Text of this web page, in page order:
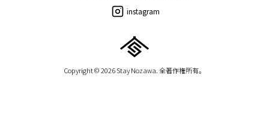
instagram
Copyright © 2026 Stay Nozawa. 全著作権所有。